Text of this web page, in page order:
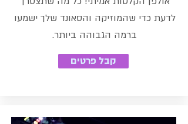
לדעת כדי שהמוזיקה והסאונד שלך ישמעו
ברמה הגבוהה ביותר.
קבל פרטים